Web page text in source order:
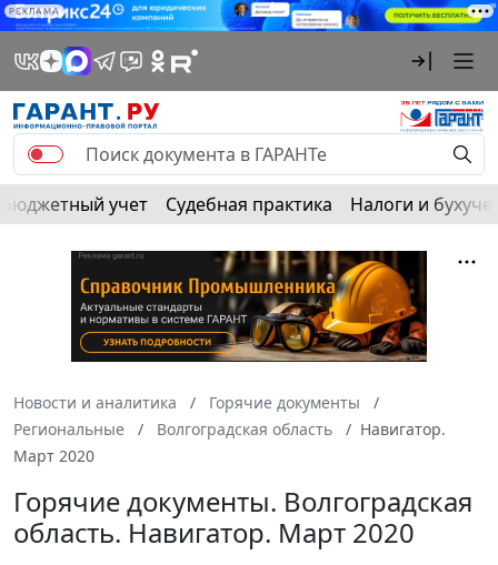
РЕКЛАМА
Бюджетный учет Судебная практика Налоги и
Новости и аналитика
Горячие документы
Региональные
Волгоградская область
Навигатор.
Март 2020
Горячие документы. Волгоградская
область. Навигатор. Март 2020